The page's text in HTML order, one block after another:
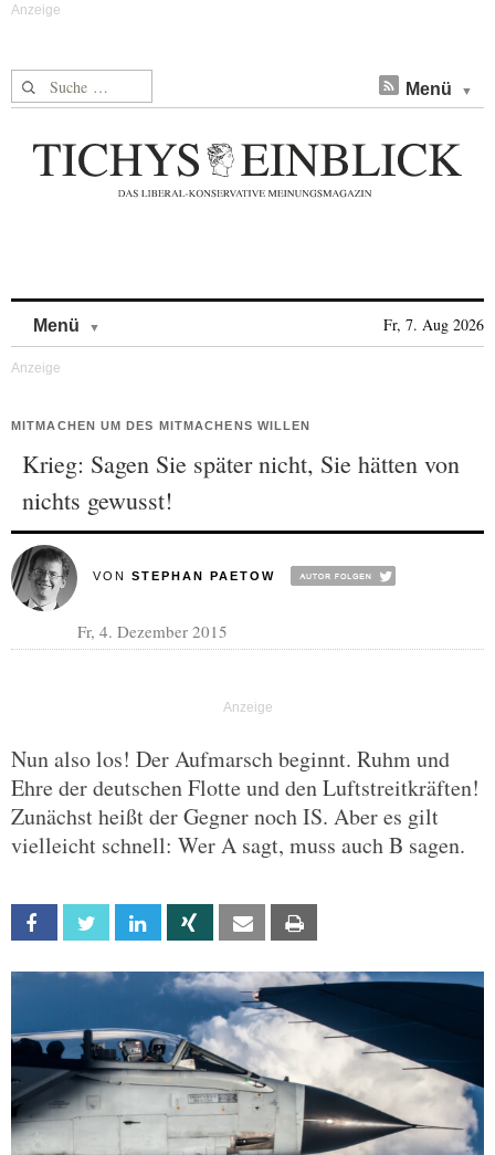
Suche nach: Menü
Menü Fr, 7. Aug 2026
MITMACHEN UM DES MITMACHENS WILLEN
Krieg: Sagen Sie später nicht, Sie hätten von
nichts gewusst!
VON STEPHAN PAETOW
Fr, 4. Dezember 2015
Nun also los! Der Aufmarsch beginnt. Ruhm und
Ehre der deutschen Flotte und den Luftstreitkräften!
Zunächst heißt der Gegner noch IS. Aber es gilt
vielleicht schnell: Wer A sagt, muss auch B sagen.
Facebook Twitter Linkedin Xing Email